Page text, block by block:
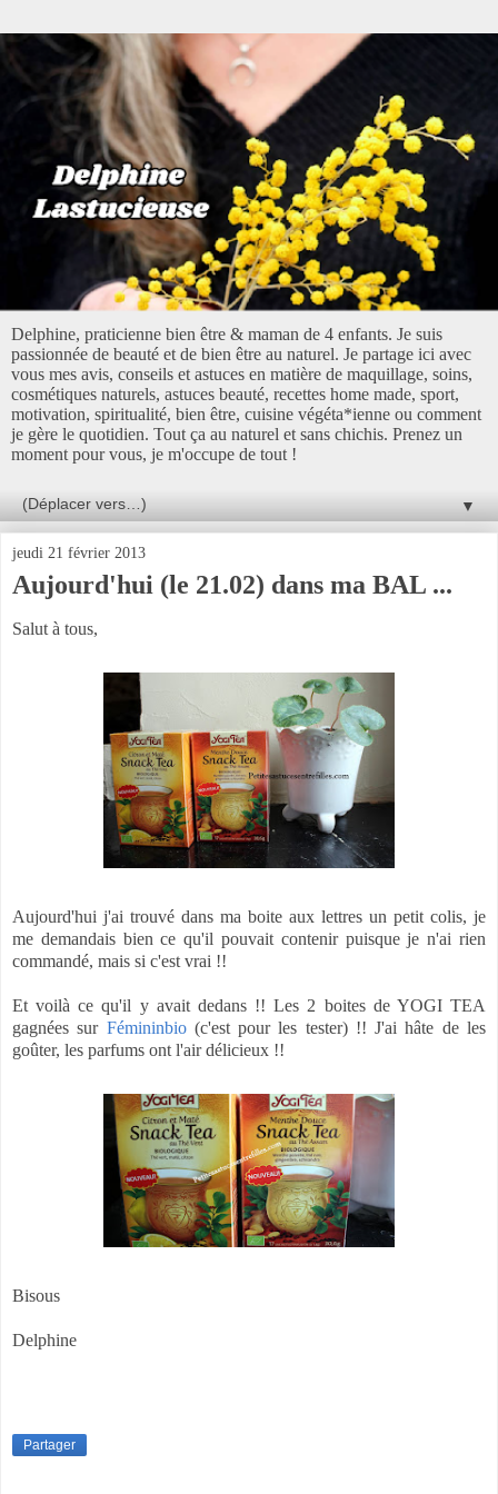
Delphine, praticienne bien être & maman de 4 enfants. Je suis
passionnée de beauté et de bien être au naturel. Je partage ici avec
vous mes avis, conseils et astuces en matière de maquillage, soins,
cosmétiques naturels, astuces beauté, recettes home made, sport,
motivation, spiritualité, bien être, cuisine végéta*ienne ou comment
je gère le quotidien. Tout ça au naturel et sans chichis. Prenez un
moment pour vous, je m'occupe de tout !
▼
jeudi 21 février 2013
Aujourd'hui (le 21.02) dans ma BAL ...
Salut à tous,
Aujourd'hui j'ai trouvé dans ma boite aux lettres un petit colis, je
me demandais bien ce qu'il pouvait contenir puisque je n'ai rien
commandé, mais si c'est vrai !!
Et voilà ce qu'il y avait dedans !! Les 2 boites de YOGI TEA
gagnées sur Fémininbio (c'est pour les tester) !! J'ai hâte de les
goûter, les parfums ont l'air délicieux !!
Bisous
Delphine
Partager